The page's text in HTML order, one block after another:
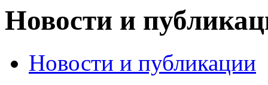
Новости и
Новости и публикации